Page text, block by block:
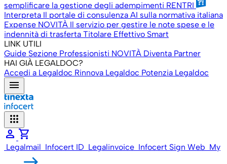
semplificare la gestione degli adempimenti RENTRI
Interpreta Il portale di consulenza AI sulla normativa italiana
Expense NOVITÀ Il servizio per gestire le note spese e le
indennità di trasferta Titolare Effettivo Smart
LINK UTILI
Guide Sezione Professionisti NOVITÀ Diventa Partner
HAI GIÀ LEGALDOC?
Accedi a Legaldoc Rinnova Legaldoc Potenzia Legaldoc
menu
apps
person shopping_cart
Legalmail Infocert ID Legalinvoice Infocert Sign Web My